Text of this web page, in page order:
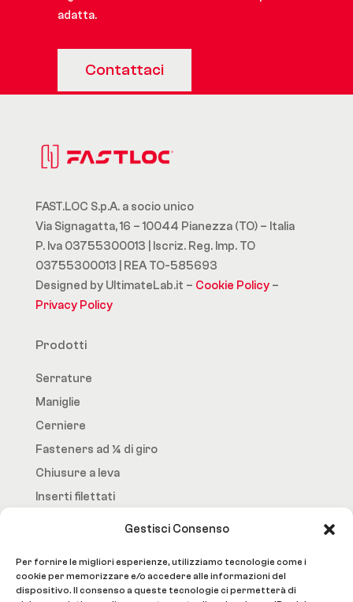
Gestisci Consenso
Per fornire le migliori esperienze, utilizziamo tecnologie come i
cookie per memorizzare e/o accedere alle informazioni del
dispositivo. Il consenso a queste tecnologie ci permetterà di
adatta.
Contattaci
FAST.LOC S.p.A. a socio unico
Via Signagatta, 16 – 10044 Pianezza (TO) – Italia
P. Iva 03755300013 | Iscriz. Reg. Imp. TO
03755300013 | REA TO-585693
Designed by UltimateLab.it – Cookie Policy–
Privacy Policy
Prodotti
Serrature
Maniglie
Cerniere
Fasteners ad ¼ di giro
Chiusure a leva
Inserti filettati
Home Page
Azienda